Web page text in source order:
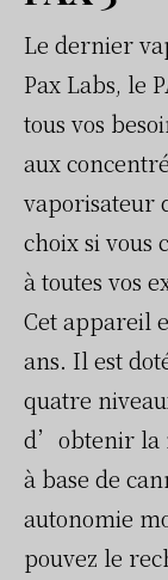
Le dernier
Pax Labs, le
tous vos
aux
vaporisateur
choix si vous
à toutes vos
Cet appareil
ans. Il est
quatre
d’obtenir la
à base de
autonomie
pouvez le